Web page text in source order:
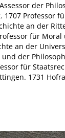
der
1707 Professor
an der
für Moral
an der
und der
für
1731